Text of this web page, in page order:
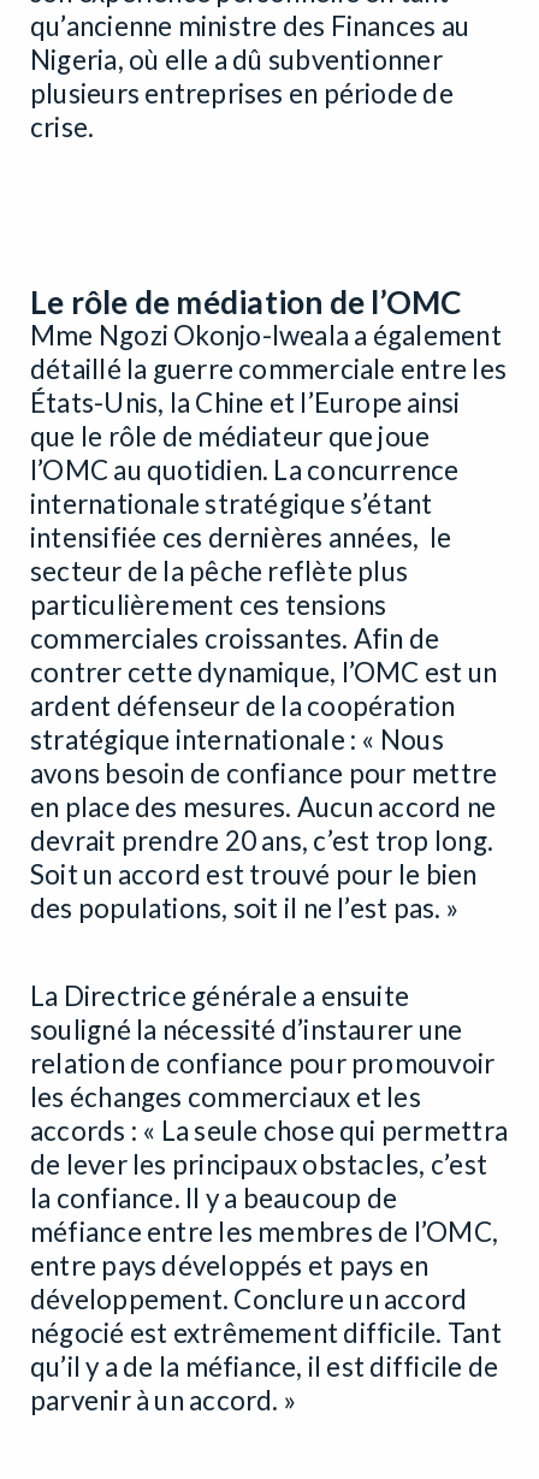
qu’ancienne ministre des Finances au
Nigeria, où elle a dû subventionner
plusieurs entreprises en période de
crise.
Le rôle de médiation de l’OMC
Mme Ngozi Okonjo-Iweala a également
détaillé la guerre commerciale entre les
États-Unis, la Chine et l’Europe ainsi
que le rôle de médiateur que joue
l’OMC au quotidien. La concurrence
internationale stratégique s’étant
intensifiée ces dernières années, le
secteur de la pêche reflète plus
particulièrement ces tensions
commerciales croissantes. Afin de
contrer cette dynamique, l’OMC est un
ardent défenseur de la coopération
stratégique internationale : « Nous
avons besoin de confiance pour mettre
en place des mesures. Aucun accord ne
devrait prendre 20 ans, c’est trop long.
Soit un accord est trouvé pour le bien
des populations, soit il ne l’est pas. »
La Directrice générale a ensuite
souligné la nécessité d’instaurer une
relation de confiance pour promouvoir
les échanges commerciaux et les
accords : « La seule chose qui permettra
de lever les principaux obstacles, c’est
la confiance. Il y a beaucoup de
méfiance entre les membres de l’OMC,
entre pays développés et pays en
développement. Conclure un accord
négocié est extrêmement difficile. Tant
qu’il y a de la méfiance, il est difficile de
parvenir à un accord. »